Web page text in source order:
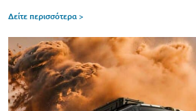
Δείτε περισσότερα >